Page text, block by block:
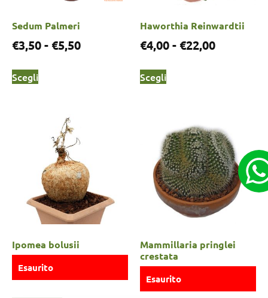
Sedum Palmeri
€3,50- €5,50
Scegli
Haworthia Reinwardtii
€4,00- €22,00
Scegli
Ipomea bolusii
Esaurito
Mammillaria pringlei
crestata
Esaurito